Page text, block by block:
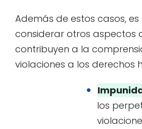
Además de estos casos,
considerar otros aspectos
contribuyen a la
violaciones a los derechos
los